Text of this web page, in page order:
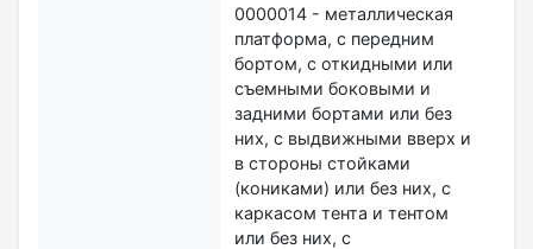
0000014 - металлическая
платформа, с передним
бортом, с откидными или
съемными боковыми и
задними бортами или без
них, с выдвижными вверх и
в стороны стойками
(кониками) или без них, с
каркасом тента и тентом
или без них, с